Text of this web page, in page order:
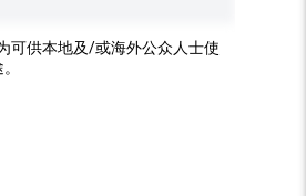
可供本地及/或海外公众人士使